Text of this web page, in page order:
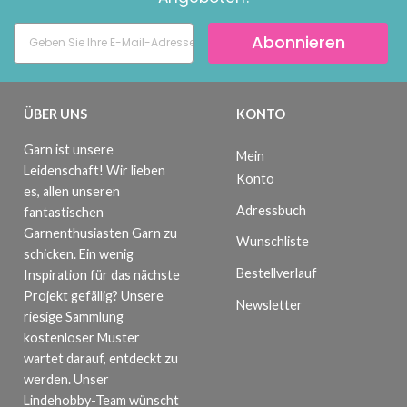
Abonnieren
ÜBER UNS
Garn ist unsere
Leidenschaft! Wir lieben
es, allen unseren
fantastischen
Garnenthusiasten Garn zu
schicken. Ein wenig
Inspiration für das nächste
Projekt gefällig? Unsere
riesige Sammlung
kostenloser Muster
wartet darauf, entdeckt zu
werden. Unser
Lindehobby-Team wünscht
KONTO
Mein
Konto
Adressbuch
Wunschliste
Bestellverlauf
Newsletter